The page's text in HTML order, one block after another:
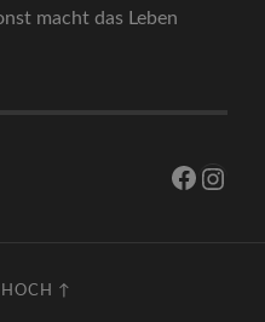
macht das Leben
HOCH ↑